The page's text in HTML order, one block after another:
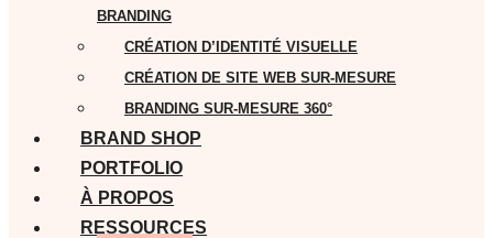
BRANDING
CRÉATION D’IDENTITÉ VISUELLE
CRÉATION DE SITE WEB SUR-MESURE
BRANDING SUR-MESURE 360°
BRAND SHOP
PORTFOLIO
À PROPOS
RESSOURCES